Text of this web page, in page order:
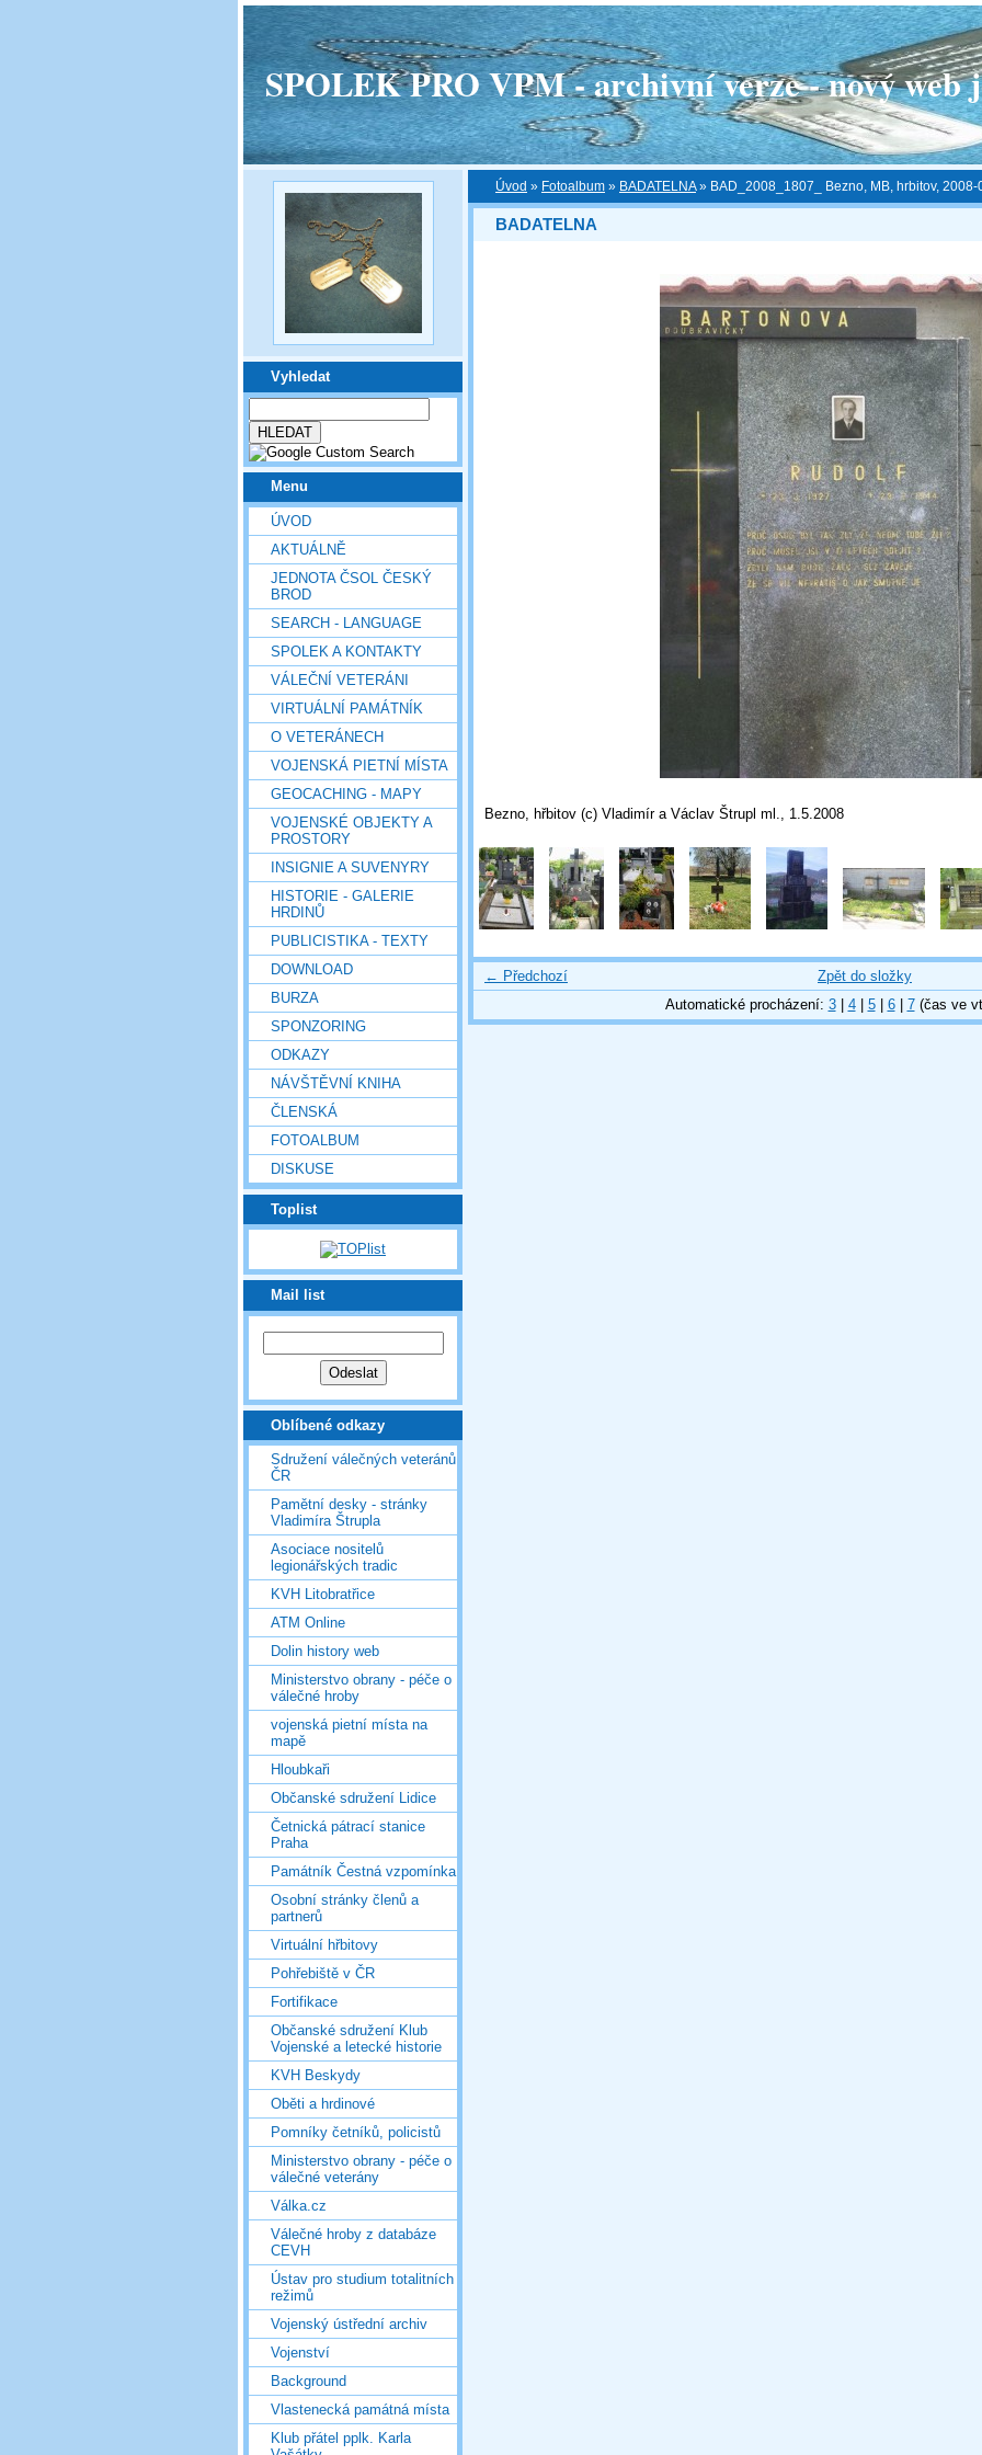
SPOLEK PRO VPM - archivní verze - nový web
Vyhledat
Menu
ÚVOD
AKTUÁLNĚ
JEDNOTA ČSOL ČESKÝ
BROD
SEARCH - LANGUAGE
SPOLEK A KONTAKTY
VÁLEČNÍ VETERÁNI
VIRTUÁLNÍ PAMÁTNÍK
O VETERÁNECH
VOJENSKÁ PIETNÍ MÍSTA
GEOCACHING - MAPY
VOJENSKÉ OBJEKTY A
PROSTORY
INSIGNIE A SUVENYRY
HISTORIE - GALERIE
HRDINŮ
PUBLICISTIKA - TEXTY
DOWNLOAD
BURZA
SPONZORING
ODKAZY
NÁVŠTĚVNÍ KNIHA
ČLENSKÁ
FOTOALBUM
DISKUSE
Toplist
Mail list
Oblíbené odkazy
Sdružení válečných veteránů
ČR
Pamětní desky - stránky
Vladimíra Štrupla
Asociace nositelů
legionářských tradic
KVH Litobratřice
ATM Online
Dolin history web
Ministerstvo obrany - péče o
válečné hroby
vojenská pietní místa na
mapě
Hloubkaři
Občanské sdružení Lidice
Četnická pátrací stanice
Praha
Památník Čestná vzpomínka
Osobní stránky členů a
partnerů
Virtuální hřbitovy
Pohřebiště v ČR
Fortifikace
Občanské sdružení Klub
Vojenské a letecké historie
KVH Beskydy
Oběti a hrdinové
Pomníky četníků, policistů
Ministerstvo obrany - péče o
válečné veterány
Válka.cz
Válečné hroby z databáze
CEVH
Ústav pro studium totalitních
režimů
Vojenský ústřední archiv
Vojenství
Background
Vlastenecká památná místa
Klub přátel pplk. Karla
Úvod » Fotoalbum » BADATELNA» BAD_2008_1807_ Bezno, MB, hrbitov, 2008-
BADATELNA
Bezno, hřbitov (c) Vladimír a Václav Štrupl ml., 1.5.2008
← Předchozí
Zpět do složky
Automatické procházení: 3| 4| 5| 6| 7(čas ve